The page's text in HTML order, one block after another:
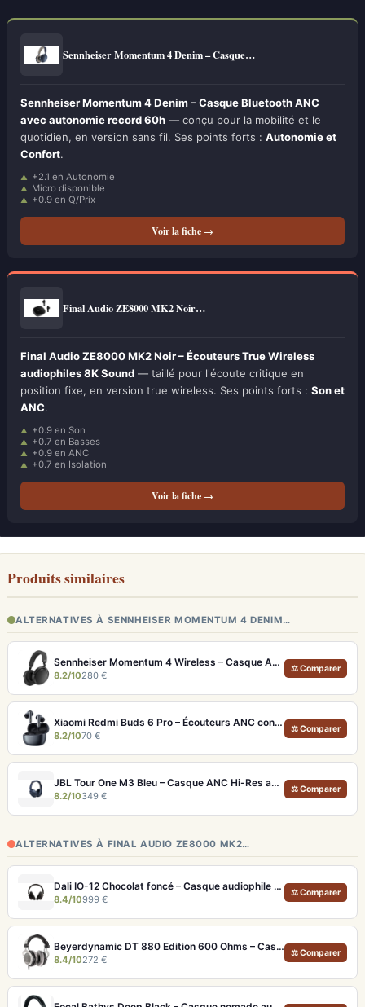
Sennheiser Momentum 4 Denim – Casque…
Sennheiser Momentum 4 Denim – Casque Bluetooth ANC
avec autonomie record 60h — conçu pour la mobilité et le
quotidien, en version sans fil. Ses points forts : Autonomie et
Confort.
+2.1 en Autonomie
Micro disponible
+0.9 en Q/Prix
Voir la fiche →
Final Audio ZE8000 MK2 Noir…
Final Audio ZE8000 MK2 Noir – Écouteurs True Wireless
audiophiles 8K Sound — taillé pour l'écoute critique en
position fixe, en version true wireless. Ses points forts : Son et
ANC.
+0.9 en Son
+0.7 en Basses
+0.9 en ANC
+0.7 en Isolation
Voir la fiche →
Produits similaires
ALTERNATIVES À SENNHEISER MOMENTUM 4 DENIM…
Sennheiser Momentum 4 Wireless – Casque ANC avec autonomie record 60h et son audiophile
8.2/10280 €
⚖ Comparer
Xiaomi Redmi Buds 6 Pro – Écouteurs ANC confortables au rapport qualité-prix solide
8.2/1070 €
⚖ Comparer
JBL Tour One M3 Bleu – Casque ANC Hi-Res avec autonomie 70h et son spatial
8.2/10349 €
⚖ Comparer
ALTERNATIVES À FINAL AUDIO ZE8000 MK2…
Dali IO-12 Chocolat foncé – Casque audiophile Bluetooth 35h ANC
8.4/10999 €
⚖ Comparer
Beyerdynamic DT 880 Edition 600 Ohms – Casque semi-ouvert neutre pour audiophiles et studio
8.4/10272 €
⚖ Comparer